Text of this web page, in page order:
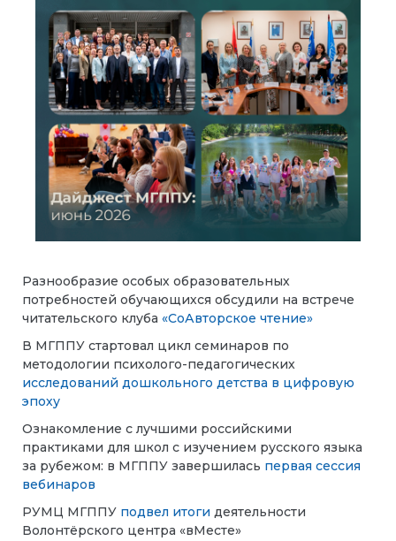
Разнообразие особых образовательных
потребностей обучающихся обсудили на встрече
читательского клуба «СоАвторское чтение»
В МГППУ стартовал цикл семинаров по
методологии психолого-педагогических
исследований дошкольного детства в цифровую
эпоху
Ознакомление с лучшими российскими
практиками для школ с изучением русского языка
за рубежом: в МГППУ завершилась первая сессия
вебинаров
РУМЦ МГППУ подвел итоги деятельности
Волонтёрского центра «вМесте»